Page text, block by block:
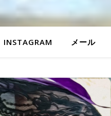
INSTAGRAM メール